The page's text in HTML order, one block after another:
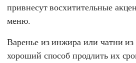
привнесут восхитительные
меню.
Варенье из инжира или чатни
хороший способ продлить их